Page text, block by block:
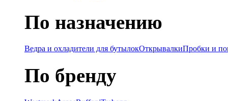
По назначению
Ведра и охладители для бутылокОткрывалкиПробки и
По бренду